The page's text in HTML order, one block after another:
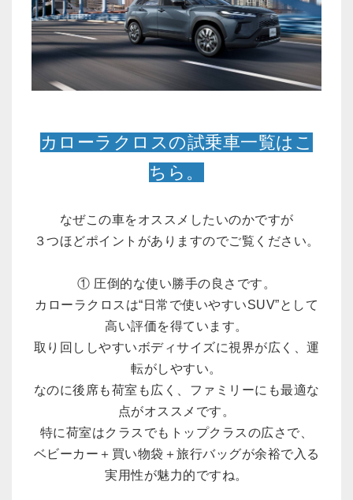
カローラクロスの試乗車一覧はこ
ちら。
なぜこの車をオススメしたいのかですが
３つほどポイントがありますのでご覧ください。
① 圧倒的な使い勝手の良さです。
カローラクロスは“日常で使いやすいSUV”として
高い評価を得ています。
取り回ししやすいボディサイズに視界が広く、運
転がしやすい。
なのに後席も荷室も広く、ファミリーにも最適な
点がオススメです。
特に荷室はクラスでもトップクラスの広さで、
ベビーカー＋買い物袋＋旅行バッグが余裕で入る
実用性が魅力的ですね。